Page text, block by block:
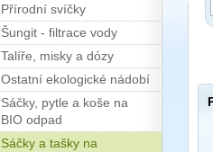
Přírodní svíčky
Šungit - filtrace vody
Talíře, misky a dózy
Ostatní ekologické nádobí
Sáčky, pytle a koše na
BIO odpad
Sáčky a tašky na